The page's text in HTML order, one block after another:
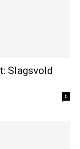
Slagsvold
0